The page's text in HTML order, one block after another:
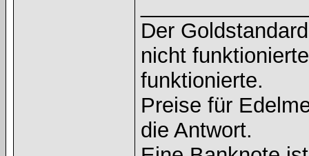
Der
nicht
funktionierte.
Preise für
die Antwort.